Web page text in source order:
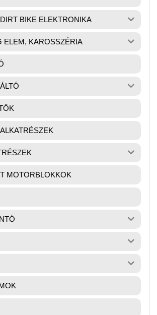
BIKE ELEKTRONIKA
ELEM, KAROSSZÉRIA
MOTORBLOKKOK